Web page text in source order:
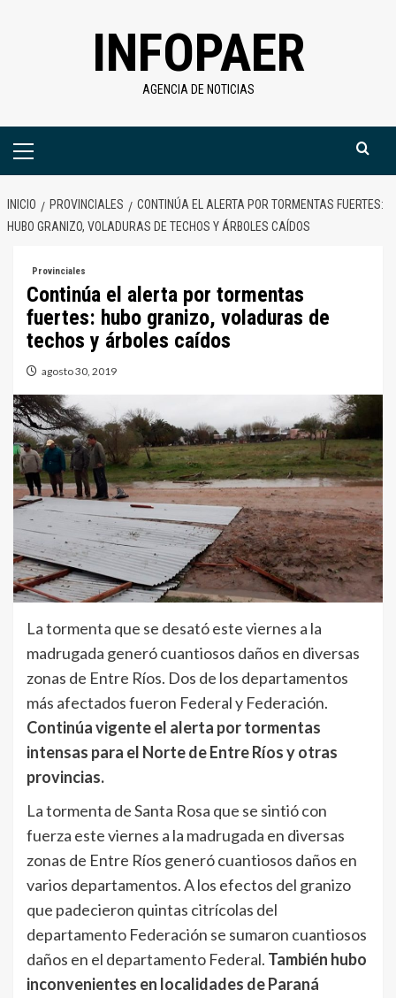
INFOPAER
AGENCIA DE NOTICIAS
Menú
INICIO PROVINCIALES
CONTINÚA EL ALERTA POR TORMENTAS FUERTES:
HUBO GRANIZO, VOLADURAS DE TECHOS Y ÁRBOLES CAÍDOS
Provinciales
Continúa el alerta por tormentas
fuertes: hubo granizo, voladuras de
techos y árboles caídos
agosto 30, 2019
La tormenta que se desató este viernes a la
madrugada generó cuantiosos daños en diversas
zonas de Entre Ríos. Dos de los departamentos
más afectados fueron Federal y Federación.
Continúa vigente el alerta por tormentas
intensas para el Norte de Entre Ríos y otras
provincias.
La tormenta de Santa Rosa que se sintió con
fuerza este viernes a la madrugada en diversas
zonas de Entre Ríos generó cuantiosos daños en
varios departamentos. A los efectos del granizo
que padecieron quintas citrícolas del
departamento Federación se sumaron cuantiosos
daños en el departamento Federal. También hubo
inconvenientes en localidades de Paraná